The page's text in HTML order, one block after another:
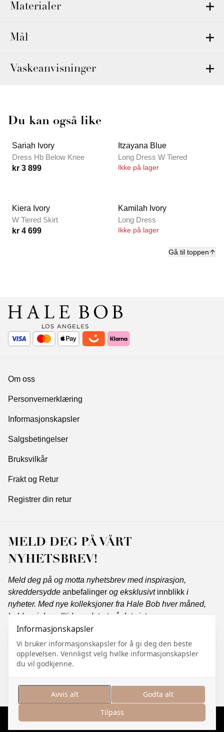
Materialer
Mål
Vaskeanvisninger
Du kan også like
Gå til toppen
Sariah Ivory
Dress Hb Below Knee
kr 3 899
Itzayana Blue
Long Dress W Tiered
Ikke på lager
Kiera Ivory
W Tiered Skirt
kr 4 699
Kamilah Ivory
Long Dress
Ikke på lager
Om oss
Personvernerklæring
Informasjonskapsler
Salgsbetingelser
Bruksvilkår
Frakt og Retur
Registrer din retur
MELD DEG PÅ VÅRT
NYHETSBREV!
Meld deg på og motta nyhetsbrev med inspirasjon,
skreddersydde anbefalinger og eksklusivt innblikk i
nyheter. Med nye kolleksjoner fra Hale Bob hver måned,
holder vi deg alltid oppdatert på det siste.
Abonner
og jeg godtarpersonvernerklæringen.
Administrer informasjonskapsler
Informasjonskapsler
Vi bruker informasjonskapsler for å gi deg den beste
opplevelsen. Vennligst velg hvilke informasjonskapsler
du vil godkjenne.
Avvis alt
Godta alt
Tilpass